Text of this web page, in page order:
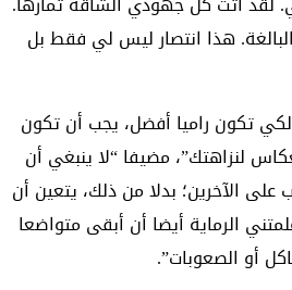
هذا انتصار ليس لي فقط بل
تكون راميا أفضل، يجب أن تكون
لنزاهتك”، مضيفا “لا ينبغي أن
الآخرين؛ بدلا من ذلك، يتعين أن
الرماية أيضا أن أبقى متواضعا
أو الصعوبات”.